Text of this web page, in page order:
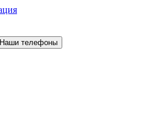
Наши телефоны